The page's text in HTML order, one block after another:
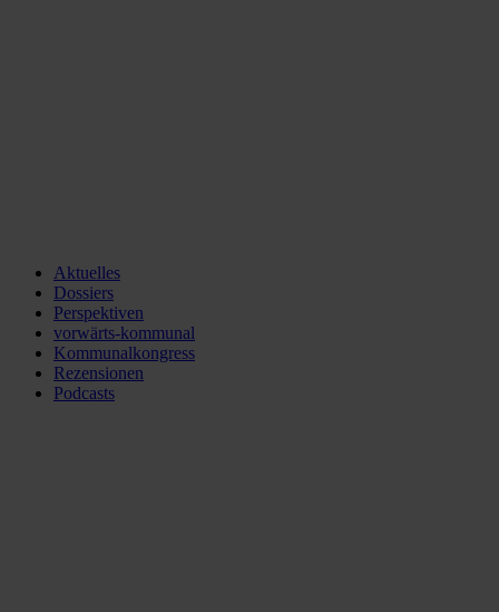
Aktuelles
Dossiers
Perspektiven
vorwärts-kommunal
Kommunalkongress
Rezensionen
Podcasts